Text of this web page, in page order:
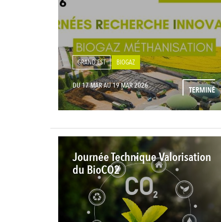
GRAND EST BIOGAZ
DU 17 MAR AU 19 MAR 2026 TERMINÉ
Journée Technique Valorisation
du BioCO2